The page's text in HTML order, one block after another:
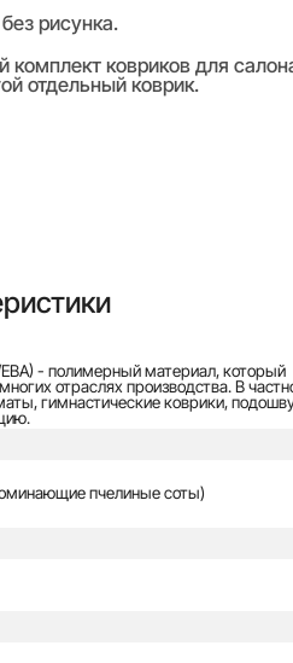
рисунка.
ковриков для
отдельный коврик.
- полимерный материал, который
отраслях производства. В
гимнастические коврики,
пчелиные соты)